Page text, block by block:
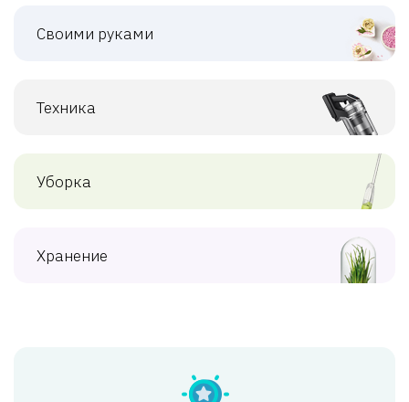
Своими руками
Техника
Уборка
Хранение